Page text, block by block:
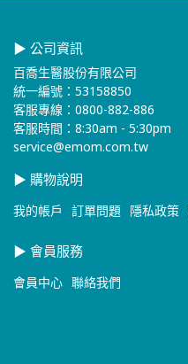
▶ 公司資訊
百喬生醫股份有限公司
統一編號：53158850
客服專線：0800-882-886
客服時間：8:30am - 5:30pm
service@emom.com.tw
▶ 購物說明
我的帳戶 訂單問題 隱私政策
▶ 會員服務
會員中心 聯絡我們